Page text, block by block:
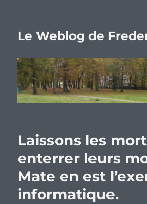
Le Weblog de
Laissons les
enterrer leurs
Mate en est
informatique.